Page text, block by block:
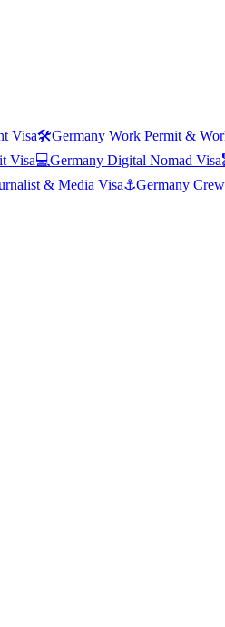
Visa🛠️Germany Work Permit &
Visa💻Germany Digital Nomad Visa
& Media Visa⚓Germany